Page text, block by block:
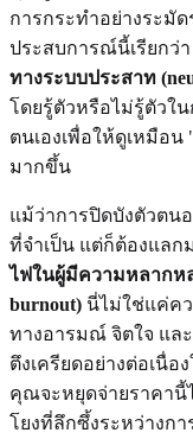
การกระทำอย่างระมั
ประสบการณ์นี้เรียกว่า
ทางระบบประสาท
โดยรู้ตัวหรือไม่รู้ตัวใ
ตนเองเพื่อให้ดูเหมือน
มากขึ้น
แม้ว่าการปิดบังตัวตน
ที่จำเป็น แต่ก็ต้องแล
ไฟในผู้มีความหลากห
burnout) นี่ไม่ใช่แค่ค
ทางอารมณ์ จิตใจ แล
ตึงเครียดอย่างต่อเนื่
คุณจะหยุดจ่ายราคานี้
โยงที่ลึกซึ้งระหว่างก